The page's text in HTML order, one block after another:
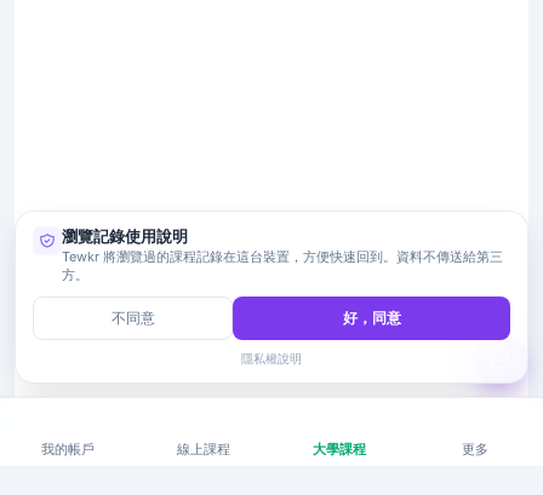
我的帳戶 線上課程 大學課程 更多
瀏覽記錄使用說明
Tewkr 將瀏覽過的課程記錄在這台裝置，方便快速回到。資料不傳送給第三
方。
不同意 好，同意
隱私權說明